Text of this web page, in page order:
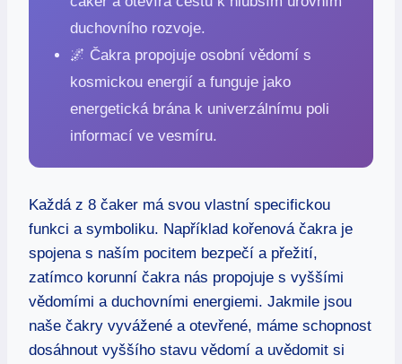
duchovního rozvoje.
🌌 Čakra propojuje osobní vědomí s
kosmickou energií a funguje jako
energetická brána k univerzálnímu poli
informací ve vesmíru.
Každá z 8 čaker má svou vlastní specifickou
funkci a symboliku. Například kořenová čakra je
spojena s​ naším pocitem bezpečí a přežití,
zatímco korunní ⁢čakra nás propojuje s vyššími
vědomími‍ a duchovními ‍energiemi. Jakmile jsou
naše čakry vyvážené a otevřené, máme schopnost
dosáhnout vyššího stavu vědomí a uvědomit si